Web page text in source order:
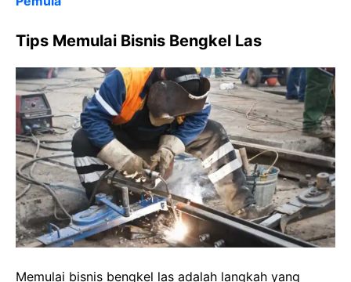
Tips Memulai Bisnis Bengkel Las
Memulai bisnis bengkel las adalah langkah yang